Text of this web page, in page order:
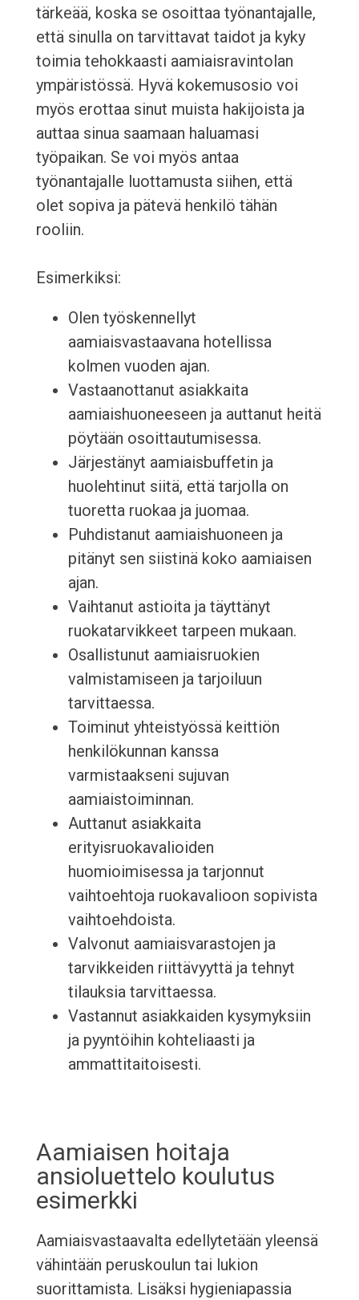
tärkeää, koska se osoittaa työnantajalle,
että sinulla on tarvittavat taidot ja kyky
toimia tehokkaasti aamiaisravintolan
ympäristössä. Hyvä kokemusosio voi
myös erottaa sinut muista hakijoista ja
auttaa sinua saamaan haluamasi
työpaikan. Se voi myös antaa
työnantajalle luottamusta siihen, että
olet sopiva ja pätevä henkilö tähän
rooliin.
Esimerkiksi:
Olen työskennellyt
aamiaisvastaavana hotellissa
kolmen vuoden ajan.
Vastaanottanut asiakkaita
aamiaishuoneeseen ja auttanut heitä
pöytään osoittautumisessa.
Järjestänyt aamiaisbuffetin ja
huolehtinut siitä, että tarjolla on
tuoretta ruokaa ja juomaa.
Puhdistanut aamiaishuoneen ja
pitänyt sen siistinä koko aamiaisen
ajan.
Vaihtanut astioita ja täyttänyt
ruokatarvikkeet tarpeen mukaan.
Osallistunut aamiaisruokien
valmistamiseen ja tarjoiluun
tarvittaessa.
Toiminut yhteistyössä keittiön
henkilökunnan kanssa
varmistaakseni sujuvan
aamiaistoiminnan.
Auttanut asiakkaita
erityisruokavalioiden
huomioimisessa ja tarjonnut
vaihtoehtoja ruokavalioon sopivista
vaihtoehdoista.
Valvonut aamiaisvarastojen ja
tarvikkeiden riittävyyttä ja tehnyt
tilauksia tarvittaessa.
Vastannut asiakkaiden kysymyksiin
ja pyyntöihin kohteliaasti ja
ammattitaitoisesti.
Aamiaisen hoitaja
ansioluettelo koulutus
esimerkki
Aamiaisvastaavalta edellytetään yleensä
vähintään peruskoulun tai lukion
suorittamista. Lisäksi hygieniapassia